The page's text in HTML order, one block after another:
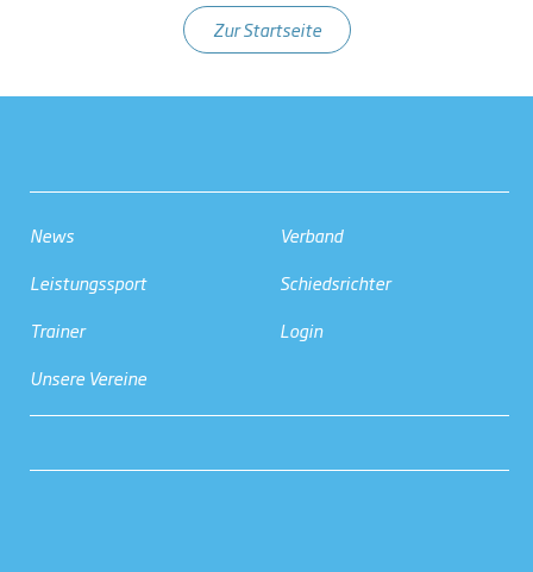
Zur Startseite
News
Leistungssport
Trainer
Unsere Vereine
Verband
Schiedsrichter
Login